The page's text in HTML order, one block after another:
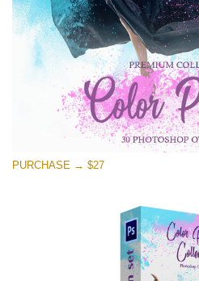
PURCHASE → $27